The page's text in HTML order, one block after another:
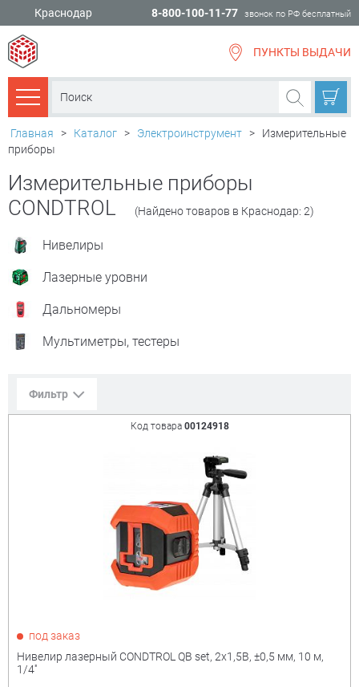
Краснодар 8-800-100-11-77 звонок по РФ бесплатный
ПУНКТЫ ВЫДАЧИ
Каталог товаров
Главная > Каталог > Электроинструмент >
Измерительные
приборы
Измерительные приборы
CONDTROL
(Найдено товаров в Краснодар: 2)
Нивелиры
Лазерные уровни
Дальномеры
Мультиметры, тестеры
Фильтр
Показать только
Код товара 00124918
под заказ
Нивелир лазерный CONDTROL QB set, 2x1,5B, ±0,5 мм, 10 м,
1/4''